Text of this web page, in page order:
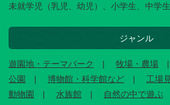
未就学児（乳児、幼児）、小学生、中学
ジャンル
遊園地・テーマパーク 牧場・農場
公園
博物館・科学館など
工場
動物園
水族館 自然の中で遊ぶ